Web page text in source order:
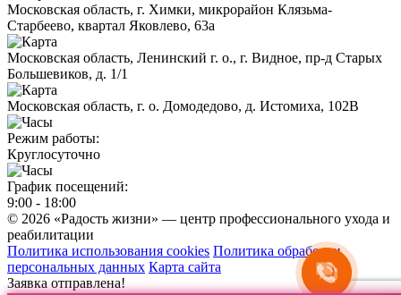
Московская область, г. Химки, микрорайон Клязьма-
Старбеево, квартал Яковлево, 63а
Московская область, Ленинский г. о., г. Видное, пр-д Старых
Большевиков, д. 1/1
Московская область, г. о. Домодедово, д. Истомиха, 102В
Режим работы:
Круглосуточно
График посещений:
9:00 - 18:00
© 2026 «Радость жизни» — центр профессионального ухода и
реабилитации
Политика использования cookies Политика обработки
персональных данных Карта сайта
Заявка отправлена!